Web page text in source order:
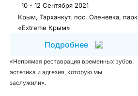
10 - 12 Сентября 2021
Крым, Тарханкут, пос. Оленевка, парк
«Extreme Крым»
Подробнее
«Непрямая реставрация временных зубов:
эстетика и адгезия, которую мы
заслужили».